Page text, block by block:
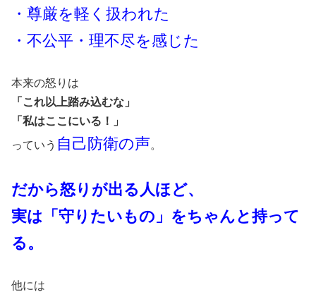
・尊厳を軽く扱われた
・不公平・理不尽を感じた
本来の怒りは
「これ以上踏み込むな」
「私はここにいる！」
っていう 自己防衛の声。
だから怒りが出る人ほど、
実は「守りたいもの」をちゃんと持って
る。
他には